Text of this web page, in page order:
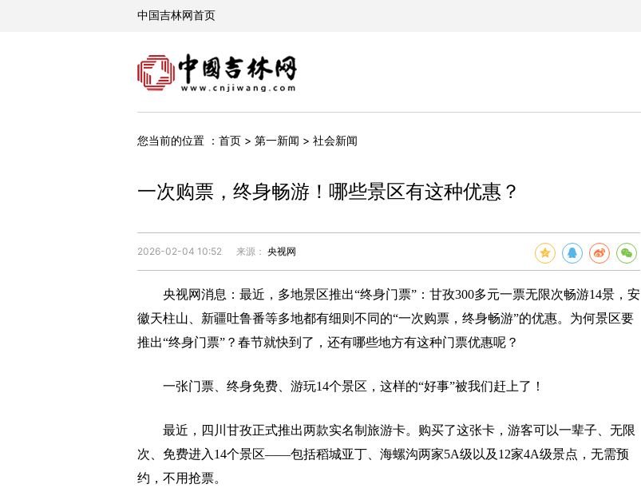
您当前的位置 ： 首页 > 第一新闻 > 社会新闻
一次购票，终身畅游！哪些景区有这种优惠？
2026-02-04 10:52 来源： 央视网
央视网消息：最近，多地景区推出“终身门票”：甘孜300多元一票无限次畅游14景，安
徽天柱山、新疆吐鲁番等多地都有细则不同的“一次购票，终身畅游”的优惠。为何景区要
推出“终身门票”？春节就快到了，还有哪些地方有这种门票优惠呢？
一张门票、终身免费、游玩14个景区，这样的“好事”被我们赶上了！
最近，四川甘孜正式推出两款实名制旅游卡。购买了这张卡，游客可以一辈子、无限
次、免费进入14个景区——包括稻城亚丁、海螺沟两家5A级以及12家4A级景点，无需预
约，不用抢票。